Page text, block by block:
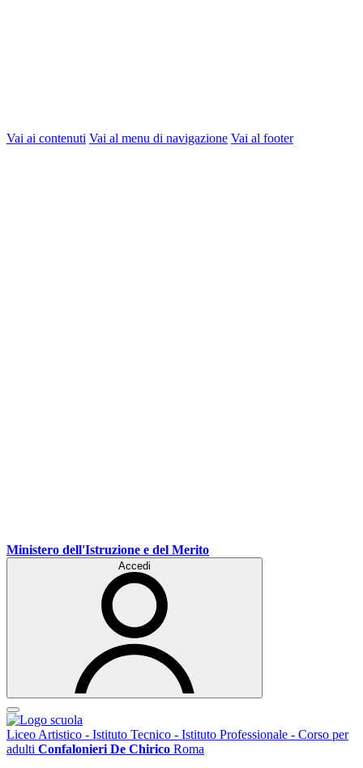
Vai ai contenuti Vai al menu di navigazione Vai al footer
Ministero dell'Istruzione e del Merito
Accedi
Liceo Artistico - Istituto Tecnico - Istituto Professionale - Corso per
adulti Confalonieri De Chirico Roma